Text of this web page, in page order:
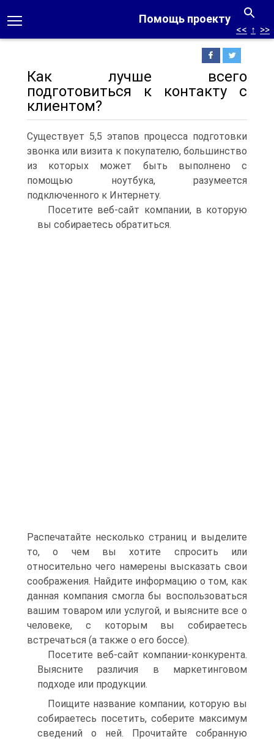
Помощь проекту
<< ↑ >>
Как лучше всего
подготовиться к контакту с
клиентом?
Существует 5,5 этапов процесса подготовки
звонка или визита к покупателю, большинство
из которых может быть выполнено с
помощью ноутбука, разумеется
подключенного к Интернету.
Посетите веб-сайт компании, в которую
вы собираетесь обратиться.
Распечатайте несколько страниц и выделите
то, о чем вы хотите спросить или
относительно чего намерены высказать свои
соображения. Найдите информацию о том, как
данная компания смогла бы воспользоваться
вашим товаром или услугой, и выясните все о
человеке, с которым вы собираетесь
встречаться (а также о его боссе).
Посетите веб-сайт компании-конкурента.
Выясните различия в маркетинговом
подходе или продукции.
Поищите название компании, которую вы
собираетесь посетить, соберите максимум
сведений о ней. Прочитайте собранную